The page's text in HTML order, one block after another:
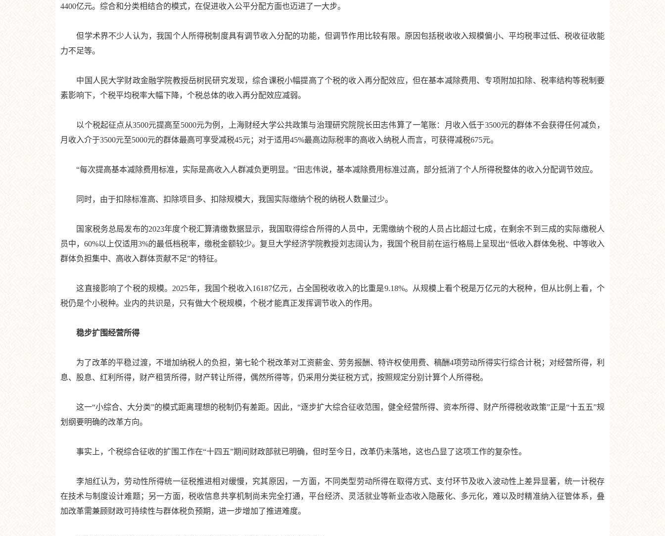
4400亿元。综合和分类相结合的模式，在促进收入公平分配方面也迈进了一大步。
但学术界不少人认为，我国个人所得税制度具有调节收入分配的功能，但调节作用比较有限。原因包括税收收入规模偏小、平均税率过低、税收征收能
力不足等。
中国人民大学财政金融学院教授岳树民研究发现，综合课税小幅提高了个税的收入再分配效应，但在基本减除费用、专项附加扣除、税率结构等税制要
素影响下，个税平均税率大幅下降，个税总体的收入再分配效应减弱。
以个税起征点从3500元提高至5000元为例，上海财经大学公共政策与治理研究院院长田志伟算了一笔账：月收入低于3500元的群体不会获得任何减负，
月收入介于3500元至5000元的群体最高可享受减税45元；对于适用45%最高边际税率的高收入纳税人而言，可获得减税675元。
“每次提高基本减除费用标准，实际是高收入人群减负更明显。”田志伟说，基本减除费用标准过高，部分抵消了个人所得税整体的收入分配调节效应。
同时，由于扣除标准高、扣除项目多、扣除规模大，我国实际缴纳个税的纳税人数量过少。
国家税务总局发布的2023年度个税汇算清缴数据显示，我国取得综合所得的人员中，无需缴纳个税的人员占比超过七成，在剩余不到三成的实际缴税人
员中，60%以上仅适用3%的最低档税率，缴税金额较少。复旦大学经济学院教授刘志阔认为，我国个税目前在运行格局上呈现出“低收入群体免税、中等收入
群体负担集中、高收入群体贡献不足”的特征。
这直接影响了个税的规模。2025年，我国个税收入16187亿元，占全国税收收入的比重是9.18%。从规模上看个税是万亿元的大税种，但从比例上看，个
税仍是个小税种。业内的共识是，只有做大个税规模，个税才能真正发挥调节收入的作用。
稳步扩围经营所得
为了改革的平稳过渡，不增加纳税人的负担，第七轮个税改革对工资薪金、劳务报酬、特许权使用费、稿酬4项劳动所得实行综合计税；对经营所得，利
息、股息、红利所得，财产租赁所得，财产转让所得，偶然所得等，仍采用分类征税方式，按照规定分别计算个人所得税。
这一“小综合、大分类”的模式距离理想的税制仍有差距。因此，“逐步扩大综合征收范围，健全经营所得、资本所得、财产所得税收政策”正是“十五五”规
划纲要明确的改革方向。
事实上，个税综合征收的扩围工作在“十四五”期间财政部就已明确，但时至今日，改革仍未落地，这也凸显了这项工作的复杂性。
李旭红认为，劳动性所得统一征税推进相对缓慢，究其原因，一方面，不同类型劳动所得在取得方式、支付环节及收入波动性上差异显著，统一计税存
在技术与制度设计难题；另一方面，税收信息共享机制尚未完全打通，平台经济、灵活就业等新业态收入隐蔽化、多元化，难以及时精准纳入征管体系，叠
加改革需兼顾财政可持续性与群体税负预期，进一步增加了推进难度。